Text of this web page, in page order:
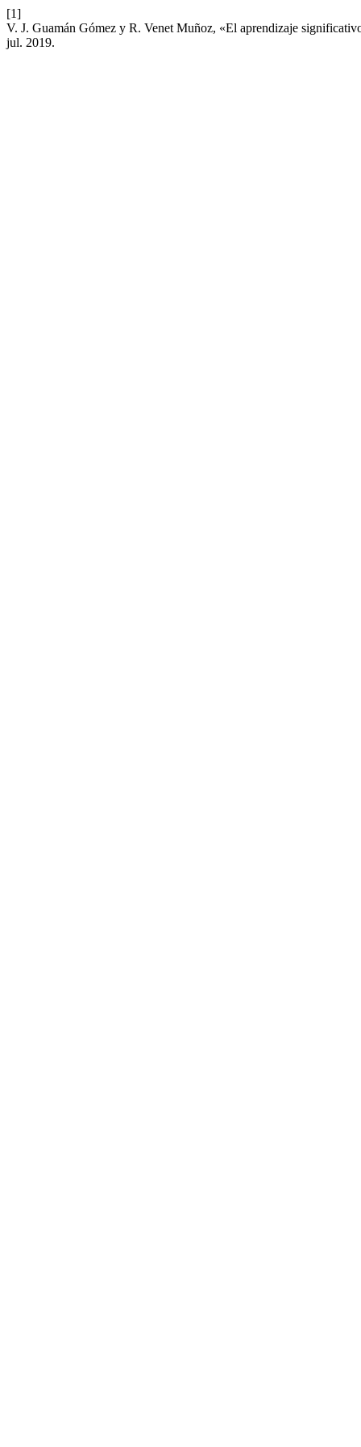
[1]
V. J. Guamán Gómez y R. Venet Muñoz, «El aprendizaje
jul. 2019.